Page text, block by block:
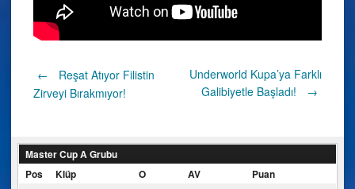
Post
←
Reşat Atıyor Filistin
Zirveyi Bırakmıyor!
Underworld Kupa’ya Farklı
Galibiyetle Başladı!
→
Master Cup A Grubu
Pos
Klüp O AV Puan